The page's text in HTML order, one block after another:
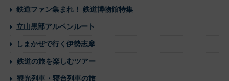
鉄道ファン集まれ！ 鉄道博物館特集
立山黒部アルペンルート
しまかぜで行く伊勢志摩
鉄道の旅を楽しむツアー
観光列車・寝台列車の旅